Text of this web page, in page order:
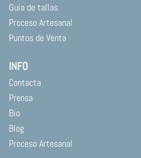
Guía de tallas
Proceso Artesanal
Puntos de Venta
INFO
Contacta
Prensa
Bio
Blog
Proceso Artesanal